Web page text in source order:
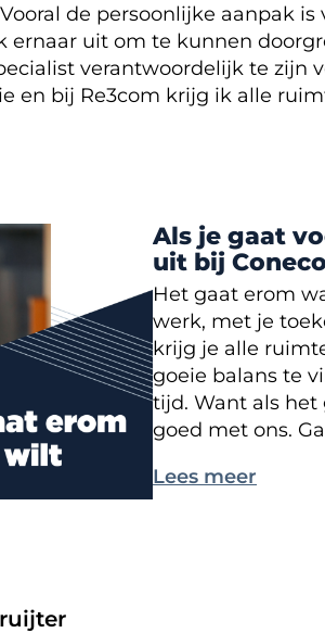
de persoonlijke aanpak
ernaar uit om te kunnen
verantwoordelijk te zijn
en bij Re3com krijg ik alle
Als je gaat
uit bij
Het gaat erom
werk, met je
krijg je alle
goeie balans te
tijd. Want als
goed met ons.
Lees meer